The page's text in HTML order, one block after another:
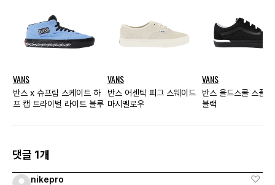
VANS
반스 x 슈프림 스케이트 하
프 캡 트라이벌 라이트 블루
VANS
반스 어센틱 피그 스웨이드
마시멜로우
VANS
반스 올드스쿨 스플
블랙
댓글 1개
nikepro